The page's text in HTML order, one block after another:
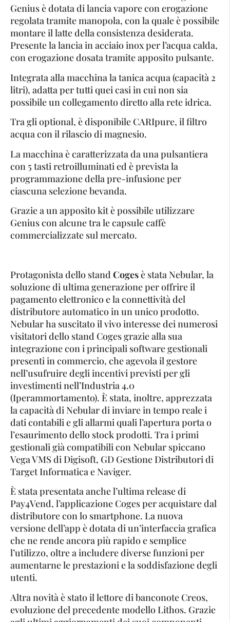
Genius è dotata di lancia vapore con erogazione
regolata tramite manopola, con la quale è possibile
montare il latte della consistenza desiderata.
Presente la lancia in acciaio inox per l’acqua calda,
con erogazione dosata tramite apposito pulsante.
Integrata alla macchina la tanica acqua (capacità 2
litri), adatta per tutti quei casi in cui non sia
possibile un collegamento diretto alla rete idrica.
Tra gli optional, è disponibile CARIpure, il filtro
acqua con il rilascio di magnesio.
La macchina è caratterizzata da una pulsantiera
con 5 tasti retroilluminati ed è prevista la
programmazione della pre-infusione per
ciascuna selezione bevanda.
Grazie a un apposito kit è possibile utilizzare
Genius con alcune tra le capsule caffè
commercializzate sul mercato.
Protagonista dello stand Cogesè stata Nebular, la
soluzione di ultima generazione per offrire il
pagamento elettronico e la connettività del
distributore automatico in un unico prodotto.
Nebular ha suscitato il vivo interesse dei numerosi
visitatori dello stand Coges grazie alla sua
integrazione con i principali software gestionali
presenti in commercio, che agevola il gestore
nell’usufruire degli incentivi previsti per gli
investimenti nell’Industria 4.0
(Iperammortamento). È stata, inoltre, apprezzata
la capacità di Nebular di inviare in tempo reale i
dati contabili e gli allarmi quali l’apertura porta o
l’esaurimento dello stock prodotti. Tra i primi
gestionali già compatibili con Nebular spiccano
Vega VMS di Digisoft, GD Gestione Distributori di
Target Informatica e Naviger.
È stata presentata anche l’ultima release di
Pay4Vend, l’applicazione Coges per acquistare dal
distributore con lo smartphone. La nuova
versione dell’app è dotata di un’interfaccia grafica
che ne rende ancora più rapido e semplice
l’utilizzo, oltre a includere diverse funzioni per
aumentarne le prestazioni e la soddisfazione degli
utenti.
Altra novità è stato il lettore di banconote Creos,
evoluzione del precedente modello Lithos. Grazie